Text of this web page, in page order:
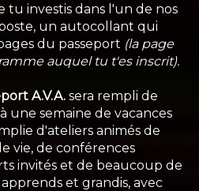
tu investis dans l'un de nos
un autocollant qui
du passeport (la page
auquel tu t'es inscrit).
A.V.A. sera rempli de
une semaine de vacances
d'ateliers animés de
vie, de conférences
invités et de beaucoup de
et grandis, avec